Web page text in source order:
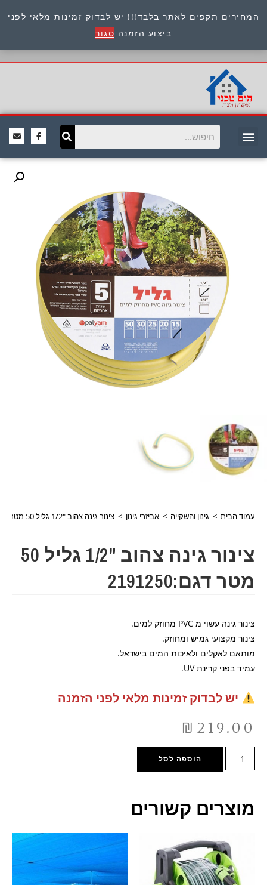
המחירים תקפים לאתר בלבד!!! יש לבדוק זמינות מלאי לפני
ביצוע הזמנה סגור
כתובת : היוזמים 9 אור יהודה שירות לקוחות 054-
8945722
עמוד הבית > גינון והשקייה > אביזרי גינון > צינור גינה צהוב "1/2 גליל 50 מטר דגם:2191250
צינור גינה צהוב "1/2 גליל 50
מטר דגם:2191250
צינור גינה עשוי מ PVC מחוזק למים.
צינור מקצועי גמיש ומחוזק.
מותאם לאקלים ולאיכות המים בישראל.
עמיד בפני קרינת UV.
יש לבדוק זמינות מלאי לפני הזמנה
₪ 219.00
הוספה לסל
מוצרים קשורים